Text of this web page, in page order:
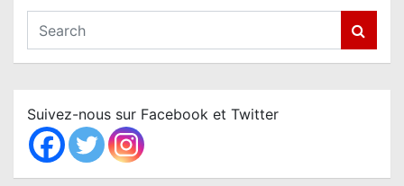
a
c
h
Suivez-nous sur Facebook et Twitter